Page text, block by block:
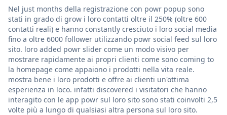
Nel just months della registrazione con powr popup sono
stati in grado di grow i loro contatti oltre il 250% (oltre 600
contatti reali) e hanno constantly cresciuto i loro social media
fino a oltre 6000 follower utilizzando powr social feed sul loro
sito. loro added powr slider come un modo visivo per
mostrare rapidamente ai propri clienti come sono coming to
la homepage come appaiono i prodotti nella vita reale.
mostra bene i loro prodotti e offre ai clienti un'ottima
esperienza in loco. infatti discovered i visitatori che hanno
interagito con le app powr sul loro sito sono stati coinvolti 2,5
volte più a lungo di qualsiasi altra persona sul loro sito.